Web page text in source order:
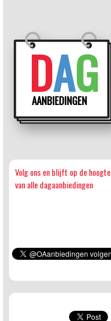
DAG
AANBIEDINGEN
Volg ons en blijft op de hoogte
van alle dagaanbiedingen